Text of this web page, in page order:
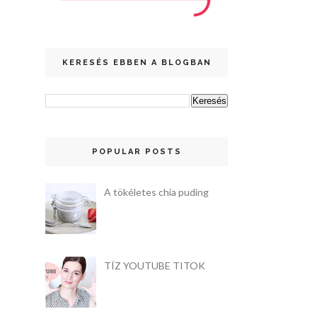
KERESÉS EBBEN A BLOGBAN
POPULAR POSTS
A tökéletes chia puding
TÍZ YOUTUBE TITOK